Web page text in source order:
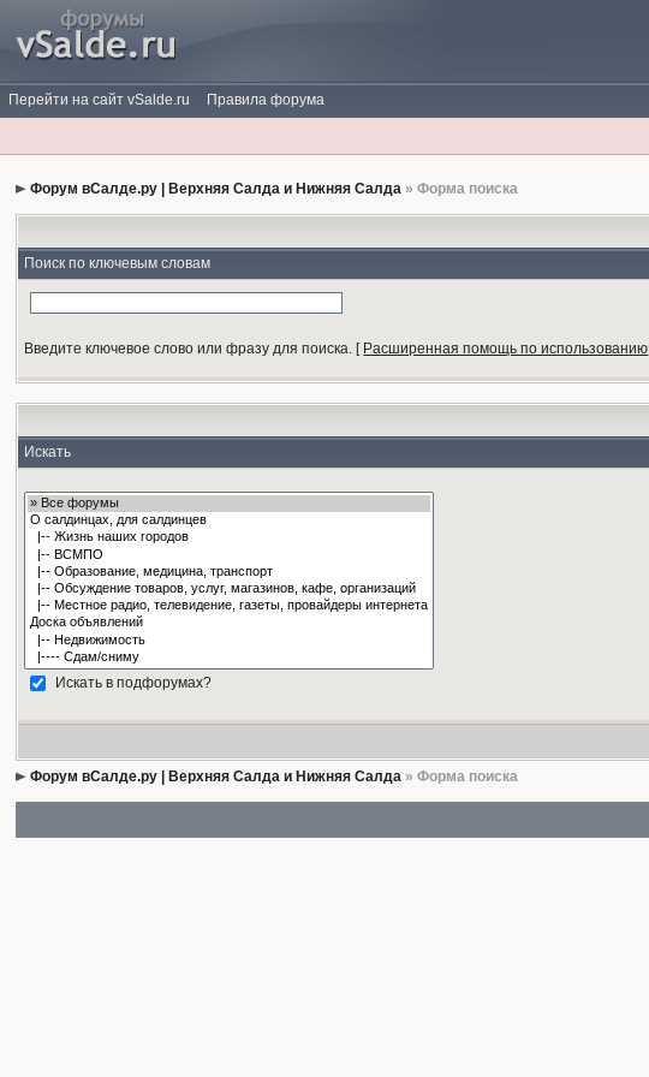
Перейти на сайт vSalde.ru Правила форума
Форум вСалде.ру | Верхняя Салда и Нижняя Салда » Форма поиска
Поиск по ключевым словам
Введите ключевое слово или фразу для поиска. [ Расширенная помощь по использованию
Искать
Искать в подфорумах?
Форум вСалде.ру | Верхняя Салда и Нижняя Салда » Форма поиска